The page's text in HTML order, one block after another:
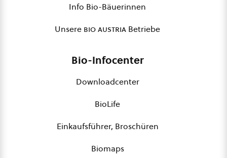
Info Bio-Bäuerinnen
Unsere bio austria Betriebe
Bio-Infocenter
Downloadcenter
BioLife
Einkaufsführer, Broschüren
Biomaps